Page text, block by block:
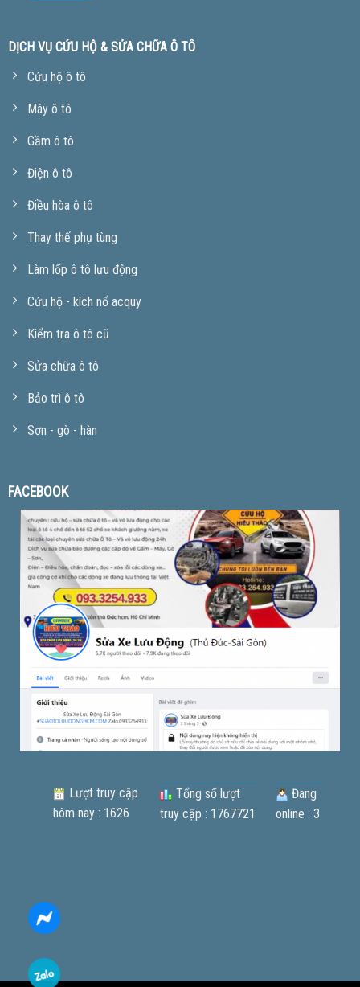
DỊCH VỤ CỨU HỘ & SỬA CHỮA Ô TÔ
Cứu hộ ô tô
Máy ô tô
Gầm ô tô
Điện ô tô
Điều hòa ô tô
Thay thế phụ tùng
Làm lốp ô tô lưu động
Cứu hộ - kích nổ acquy
Kiểm tra ô tô cũ
Sửa chữa ô tô
Bảo trì ô tô
Sơn - gò - hàn
FACEBOOK
Lượt truy cập
hôm nay : 1626
Tổng số lượt
truy cập : 1767721
Đang
online : 3